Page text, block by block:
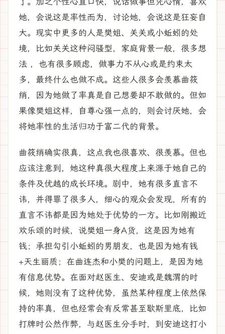
她，会说这是率性而为，讨论她，会说这是狂妄自
大。现实中更多的人是樊姐、关关或小蚯蚓的处
境，比如关关这种闷骚型，家庭背景一般，很多想
法 ，也有很多顾虑，做事力不从心或是约束太
多，最终什么也做不成。这些人很多会羡慕曲筱
绡，因为她做了率真是自己想要却不敢做的。但如
果像樊姐这样，自尊心强一点的，则会讨厌她，会
将她率性的生活归功于富二代的背景。
曲筱绡确实很真，这点我也很喜欢、很羡慕。但也
应该注意到，她这种真很大程度上来源于她自己的
条件及优越的成长环境。剧中，她有很多直言不
讳，并得罪了很多人，细心的观众会发现，所有的
直言不讳都是因为她处于优势的一方。比如刚搬近
欢乐颂的时候，说樊姐一身A货，这是因为她有
钱；承担勾引小蚯蚓的男朋友，也是因为她有钱
+天生丽质；在曲连杰和小樊的问题上，是因为她
有信息优势。在面对赵医生、安迪或是魏渭的时
候，她则没有了这种优势，虽然某种程度上依然保
持的率真，但也经常会有反常甚至歇斯里底，比如
打牌时公然作弊，与赵医生分手时，到安迪这打小